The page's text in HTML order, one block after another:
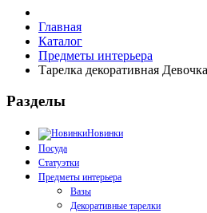
Главная
Каталог
Предметы интерьера
Тарелка декоративная
Разделы
Новинки
Посуда
Статуэтки
Предметы интерьера
Вазы
Декоративные тарелки